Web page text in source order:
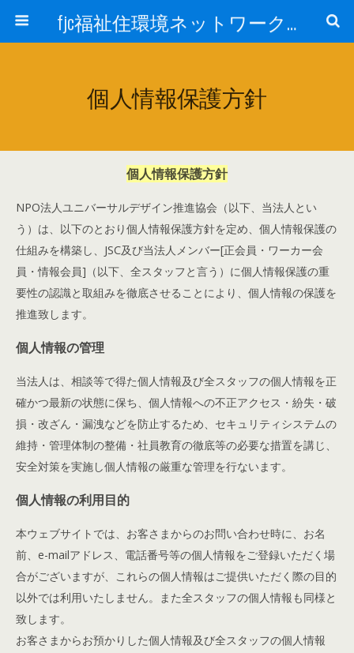
fjc福祉住環境ネットワーク会議
個人情報保護方針
個人情報保護方針
NPO法人ユニバーサルデザイン推進協会（以下、当法人とい
う）は、以下のとおり個人情報保護方針を定め、個人情報保護の
仕組みを構築し、JSC及び当法人メンバー[正会員・ワーカー会
員・情報会員]（以下、全スタッフと言う）に個人情報保護の重
要性の認識と取組みを徹底させることにより、個人情報の保護を
推進致します。
個人情報の管理
当法人は、相談等で得た個人情報及び全スタッフの個人情報を正
確かつ最新の状態に保ち、個人情報への不正アクセス・紛失・破
損・改ざん・漏洩などを防止するため、セキュリティシステムの
維持・管理体制の整備・社員教育の徹底等の必要な措置を講じ、
安全対策を実施し個人情報の厳重な管理を行ないます。
個人情報の利用目的
本ウェブサイトでは、お客さまからのお問い合わせ時に、お名
前、e-mailアドレス、電話番号等の個人情報をご登録いただく場
合がございますが、これらの個人情報はご提供いただく際の目的
以外では利用いたしません。また全スタッフの個人情報も同様と
致します。
お客さまからお預かりした個人情報及び全スタッフの個人情報